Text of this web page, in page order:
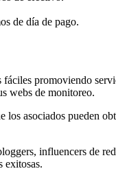
de día de pago.
fáciles promoviendo
webs de monitoreo.
asociados pueden
influencers de
exitosas.